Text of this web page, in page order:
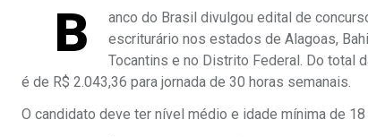
B
anco do Brasil divulgou edital de
escriturário nos estados de Alagoas,
Tocantins e no Distrito Federal. Do total
é de R$ 2.043,36 para jornada de 30 horas semanais.
O candidato deve ter nível médio e idade mínima de